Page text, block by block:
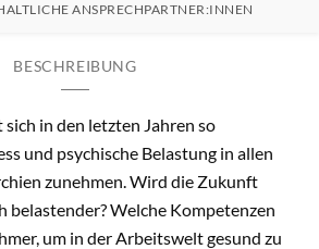
ANSPRECHPARTNER:INNEN
BESCHREIBUNG
in den letzten Jahren so
und psychische Belastung in allen
zunehmen. Wird die Zukunft
belastender? Welche Kompetenzen
um in der Arbeitswelt gesund zu